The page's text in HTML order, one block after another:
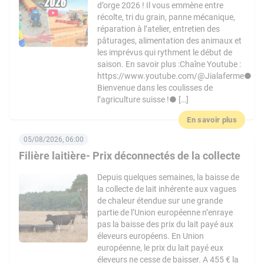
d’orge 2026 ! Il vous emmène entre
récolte, tri du grain, panne mécanique,
réparation à l’atelier, entretien des
pâturages, alimentation des animaux et
les imprévus qui rythment le début de
saison. En savoir plus :Chaîne Youtube :
https://www.youtube.com/@Jialaferme●
Bienvenue dans les coulisses de
l’agriculture suisse !● […]
En savoir plus
Filière laitière- Prix déconnectés de la collecte
05/08/2026, 06:00
Depuis quelques semaines, la baisse de
la collecte de lait inhérente aux vagues
de chaleur étendue sur une grande
partie de l’Union européenne n’enraye
pas la baisse des prix du lait payé aux
éleveurs européens. En Union
européenne, le prix du lait payé eux
éleveurs ne cesse de baisser. A 455 € la